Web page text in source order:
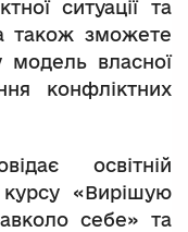
ситуації та
також зможете
модель власної
конфліктних
освітній
курсу «Вирішую
себе» та